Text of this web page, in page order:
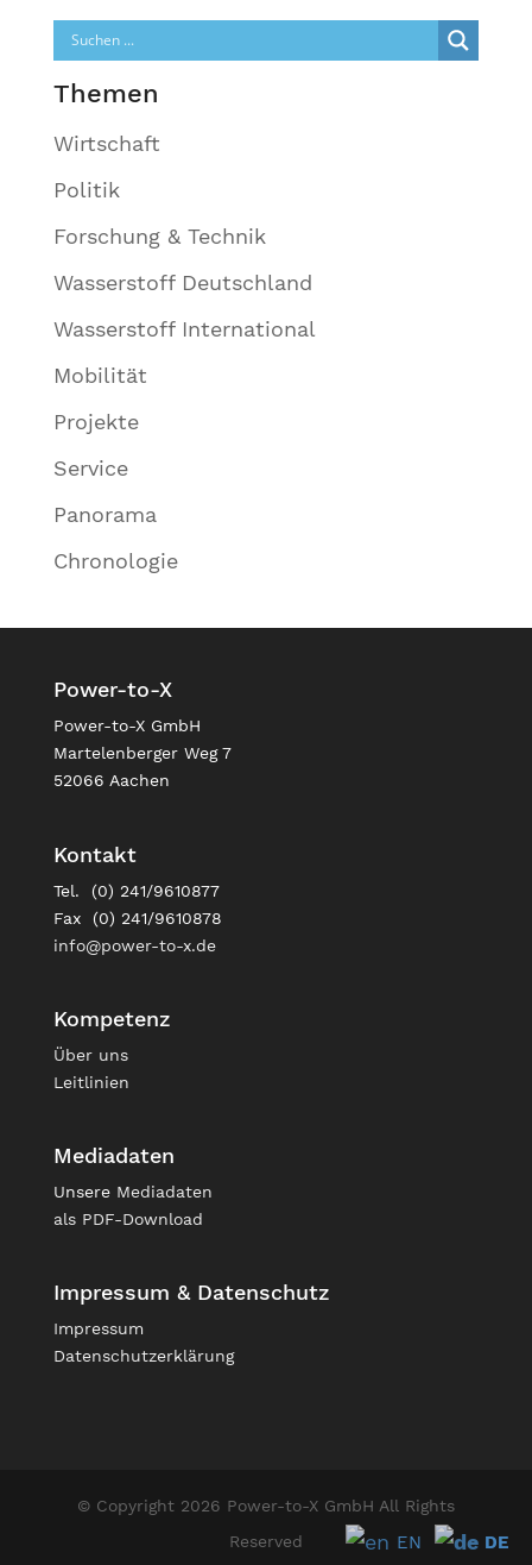
Themen
Wirtschaft
Politik
Forschung & Technik
Wasserstoff Deutschland
Wasserstoff International
Mobilität
Projekte
Service
Panorama
Chronologie
Power-to-X
Power-to-X GmbH
Martelenberger Weg 7
52066 Aachen
Kontakt
Tel. (0) 241/9610877
Fax (0) 241/9610878
info@power-to-x.de
Kompetenz
Über uns
Leitlinien
Mediadaten
Unsere Mediadaten
als PDF-Download
Impressum & Datenschutz
Impressum
Datenschutzerklärung
© Copyright 2026 Power-to-X GmbH All Rights
Reserved
EN DE